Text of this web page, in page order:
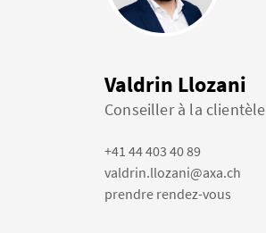
Valdrin Llozani
Conseiller à la clientèle
+41 44 403 40 89
valdrin.llozani@axa.ch
prendre rendez-vous